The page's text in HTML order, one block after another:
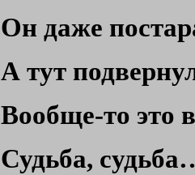
Он даже
А тут
Вообще-то это
Судьба,